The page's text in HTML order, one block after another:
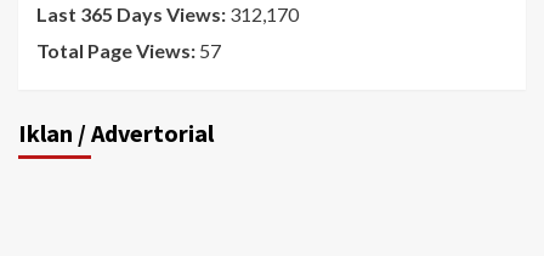
Last 365 Days Views: 312,170
Total Page Views: 57
Iklan / Advertorial